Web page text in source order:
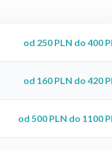
od 250 PLN do 400
od 160 PLN do 420
od 500 PLN do 1100